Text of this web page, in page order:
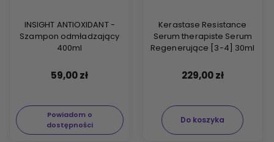
INSIGHT ANTIOXIDANT -
Szampon odmładzający
400ml
59,00 zł
Powiadom o
dostępności
Kerastase Resistance
Serum therapiste Serum
Regenerujące [3-4] 30ml
229,00 zł
Do koszyka